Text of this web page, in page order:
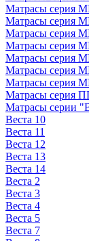
Матрасы серия
Матрасы серия
Матрасы серия
Матрасы серия
Матрасы серия
Матрасы серия
Матрасы серия
Матрасы серия
Матрасы серии
Веста 10
Веста 11
Веста 12
Веста 13
Веста 14
Веста 2
Веста 3
Веста 4
Веста 5
Веста 7